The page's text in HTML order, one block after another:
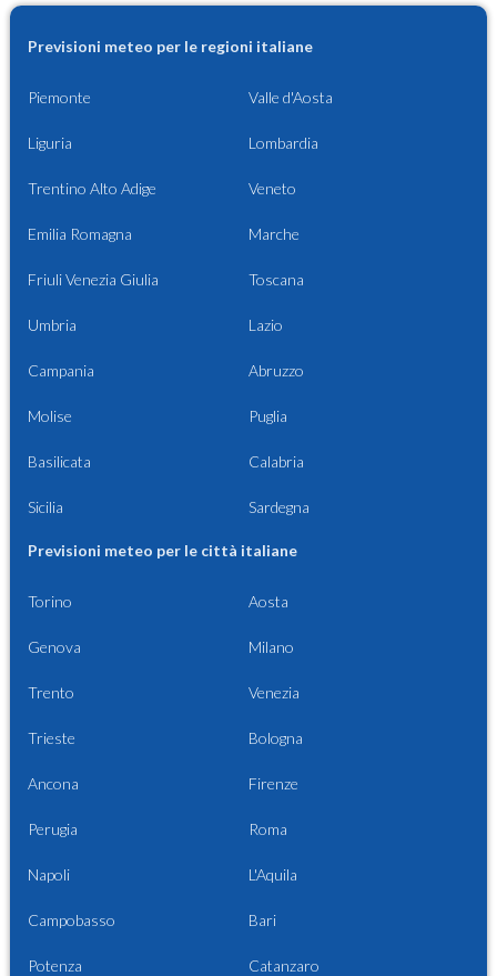
Previsioni meteo per le regioni italiane
Piemonte Valle d'Aosta
Liguria Lombardia
Trentino Alto Adige Veneto
Emilia Romagna Marche
Friuli Venezia Giulia Toscana
Umbria Lazio
Campania Abruzzo
Molise Puglia
Basilicata Calabria
Sicilia Sardegna
Previsioni meteo per le città italiane
Torino Aosta
Genova Milano
Trento Venezia
Trieste Bologna
Ancona Firenze
Perugia Roma
Napoli L'Aquila
Campobasso Bari
Potenza Catanzaro